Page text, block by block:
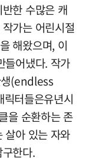
한 수많은 캐
가는 어린시절
해왔으며, 이
들어냈다. 작가
생(endless
터들은유년시
을 순환하는 존
살아 있는 자와
한다.